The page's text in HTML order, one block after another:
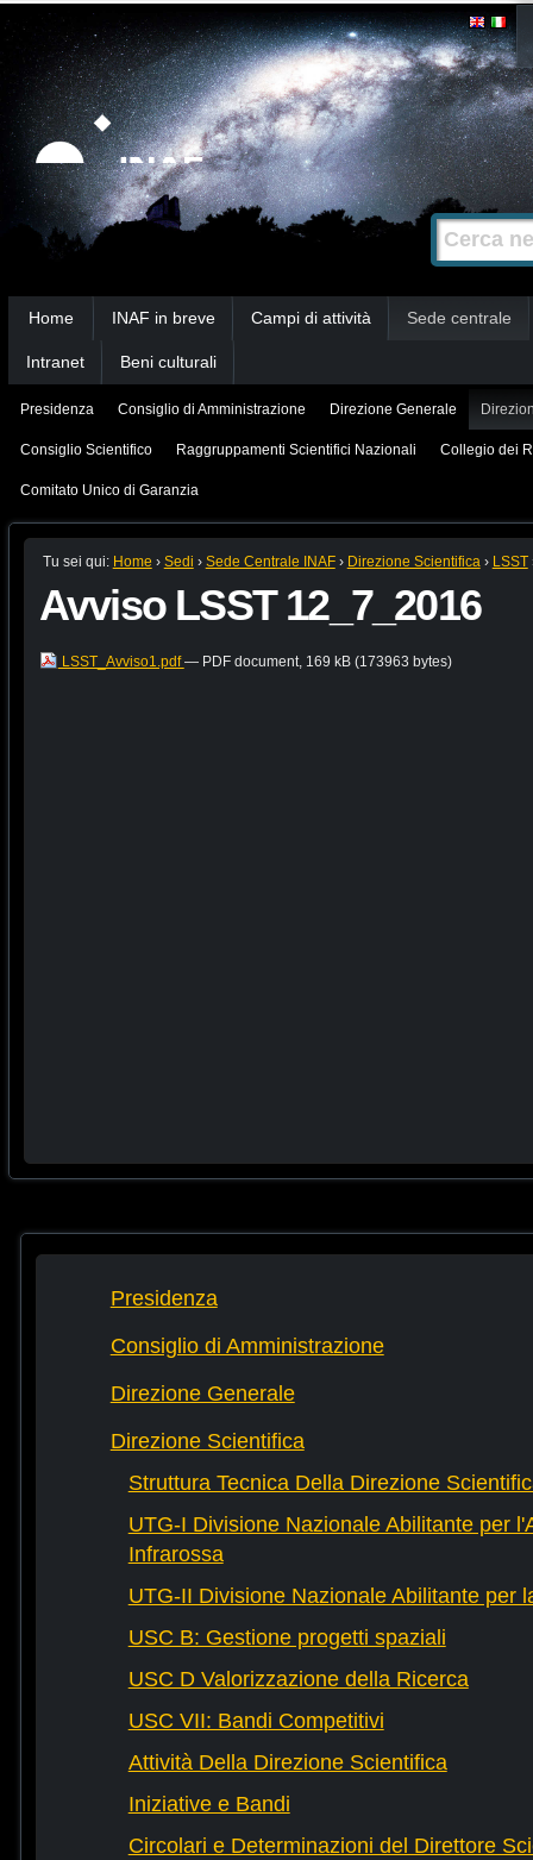
Strumenti
personali
Salta
contenuti.
|
Salta
alla
navigazione
Cerca nel
Ricerca
avanzata…
Home INAF in breve Campi di attività Sede centrale
Intranet Beni culturali
Presidenza Consiglio di Amministrazione Direzione Generale
Consiglio Scientifico Raggruppamenti Scientifici Nazionali Collegio dei
Comitato Unico di Garanzia
Tu sei qui: Home › Sedi › Sede Centrale INAF › Direzione Scientifica › LSST
Avviso LSST 12_7_2016
LSST_Avviso1.pdf— PDF document, 169 kB (173963 bytes)
Presidenza
Consiglio di Amministrazione
Direzione Generale
Direzione Scientifica
Struttura Tecnica Della Direzione
UTG-I Divisione Nazionale Abilitante per
Infrarossa
UTG-II Divisione Nazionale Abilitante per
USC B: Gestione progetti spaziali
USC D Valorizzazione della Ricerca
USC VII: Bandi Competitivi
Attività Della Direzione Scientifica
Iniziative e Bandi
Circolari e Determinazioni del Direttore